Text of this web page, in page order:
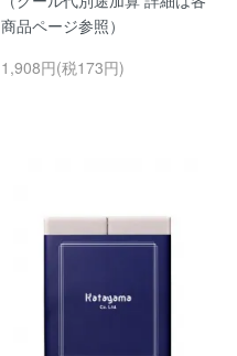
商品ページ参照）
1,908円(税173円)